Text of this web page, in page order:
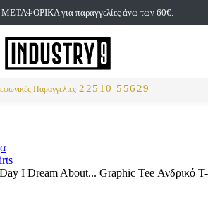
για παραγγελίες άνω των 60€.
Παραγγελίες 22510 55629
I Dream About... Graphic Tee Ανδρικό T-